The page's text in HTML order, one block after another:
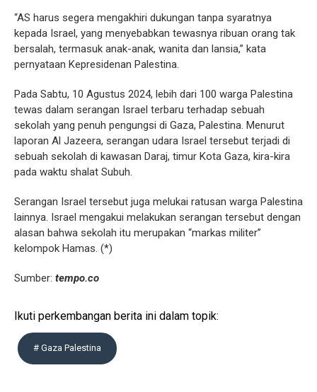
“AS harus segera mengakhiri dukungan tanpa syaratnya
kepada Israel, yang menyebabkan tewasnya ribuan orang tak
bersalah, termasuk anak-anak, wanita dan lansia,” kata
pernyataan Kepresidenan Palestina.
Pada Sabtu, 10 Agustus 2024, lebih dari 100 warga Palestina
tewas dalam serangan Israel terbaru terhadap sebuah
sekolah yang penuh pengungsi di Gaza, Palestina. Menurut
laporan Al Jazeera, serangan udara Israel tersebut terjadi di
sebuah sekolah di kawasan Daraj, timur Kota Gaza, kira-kira
pada waktu shalat Subuh.
Serangan Israel tersebut juga melukai ratusan warga Palestina
lainnya. Israel mengakui melakukan serangan tersebut dengan
alasan bahwa sekolah itu merupakan “markas militer”
kelompok Hamas. (*)
Sumber: tempo.co
Ikuti perkembangan berita ini dalam topik:
# Gaza Palestina